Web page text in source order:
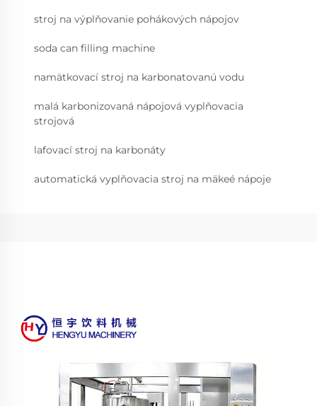
stroj na výplňovanie pohákových nápojov
soda can filling machine
namätkovací stroj na karbonatovanú vodu
malá karbonizovaná nápojová vyplňovacia
strojová
lafovací stroj na karbonáty
automatická vyplňovacia stroj na mäkeé nápoje